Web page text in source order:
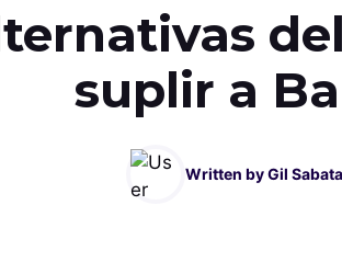
suplir a
Written byGil Sabata